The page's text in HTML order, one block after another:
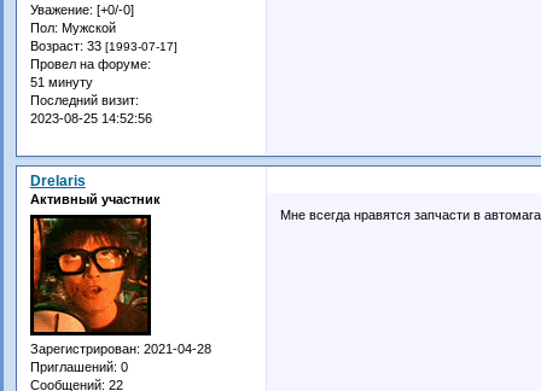
Уважение: [+0/-0]
Пол: Мужской
Возраст: 33 [1993-07-17]
Провел на форуме:
51 минуту
Последний визит:
2023-08-25 14:52:56
Drelaris
Активный участник
Зарегистрирован: 2021-04-28
Приглашений: 0
Сообщений: 22
Мне всегда нравятся запчасти в